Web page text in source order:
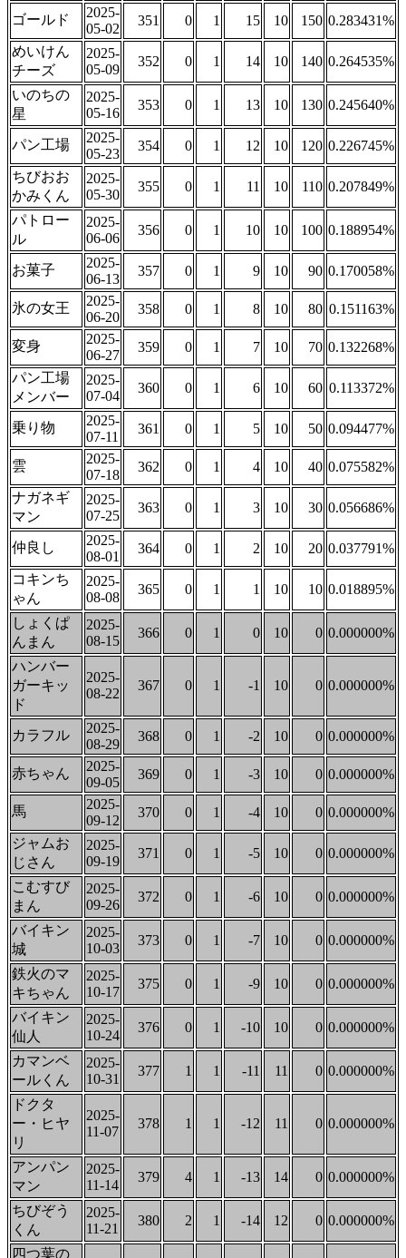
ゴールド
2025-
05-02
351 0 1 15 10 150 0.283431%
めいけん
チーズ
2025-
05-09
352 0 1 14 10 140 0.264535%
いのちの
星
2025-
05-16
353 0 1 13 10 130 0.245640%
パン工場
2025-
05-23
354 0 1 12 10 120 0.226745%
ちびおお
かみくん
2025-
05-30
355 0 1 11 10 110 0.207849%
パトロー
ル
2025-
06-06
356 0 1 10 10 100 0.188954%
お菓子
2025-
06-13
357 0 1 9 10 90 0.170058%
氷の女王
2025-
06-20
358 0 1 8 10 80 0.151163%
変身
2025-
06-27
359 0 1 7 10 70 0.132268%
パン工場
メンバー
2025-
07-04
360 0 1 6 10 60 0.113372%
乗り物
2025-
07-11
361 0 1 5 10 50 0.094477%
雲
2025-
07-18
362 0 1 4 10 40 0.075582%
ナガネギ
マン
2025-
07-25
363 0 1 3 10 30 0.056686%
仲良し
2025-
08-01
364 0 1 2 10 20 0.037791%
コキンち
ゃん
2025-
08-08
365 0 1 1 10 10 0.018895%
しょくぱ
んまん
2025-
08-15
366 0 1 0 10 0 0.000000%
ハンバー
ガーキッ
ド
2025-
08-22
367 0 1 -1 10 0 0.000000%
カラフル
2025-
08-29
368 0 1 -2 10 0 0.000000%
赤ちゃん
2025-
09-05
369 0 1 -3 10 0 0.000000%
馬
2025-
09-12
370 0 1 -4 10 0 0.000000%
ジャムお
じさん
2025-
09-19
371 0 1 -5 10 0 0.000000%
こむすび
まん
2025-
09-26
372 0 1 -6 10 0 0.000000%
バイキン
城
2025-
10-03
373 0 1 -7 10 0 0.000000%
鉄火のマ
キちゃん
2025-
10-17
375 0 1 -9 10 0 0.000000%
バイキン
仙人
2025-
10-24
376 0 1 -10 10 0 0.000000%
カマンベ
ールくん
2025-
10-31
377 1 1 -11 11 0 0.000000%
ドクタ
ー・ヒヤ
リ
2025-
11-07
378 1 1 -12 11 0 0.000000%
アンパン
マン
2025-
11-14
379 4 1 -13 14 0 0.000000%
ちびぞう
くん
2025-
11-21
380 2 1 -14 12 0 0.000000%
四つ葉の